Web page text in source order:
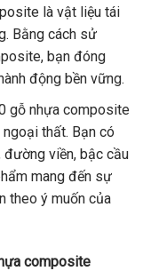
là vật liệu tái
Bằng cách sử
bạn đóng
động bền vững.
gỗ nhựa composite
thất. Bạn có
viền, bậc cầu
mang đến sự
theo ý muốn của
composite